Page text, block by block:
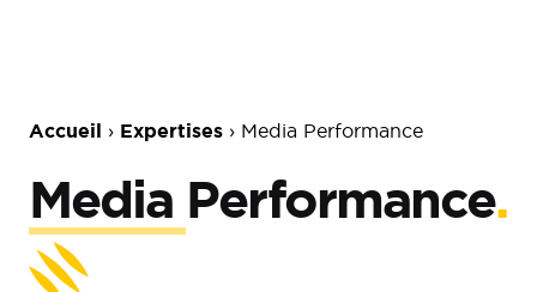
Accueil › Expertises › Media Performance
Media Performance.